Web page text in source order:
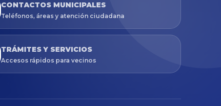
CONTACTOS MUNICIPALES
Teléfonos, áreas y atención ciudadana
TRÁMITES Y SERVICIOS
Accesos rápidos para vecinos